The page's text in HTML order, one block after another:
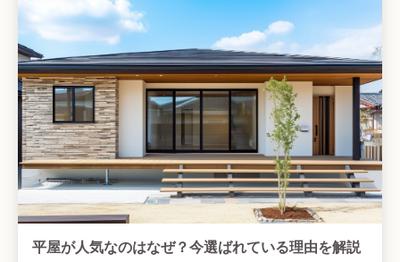
平屋が人気なのはなぜ？今選ばれている理由を解説